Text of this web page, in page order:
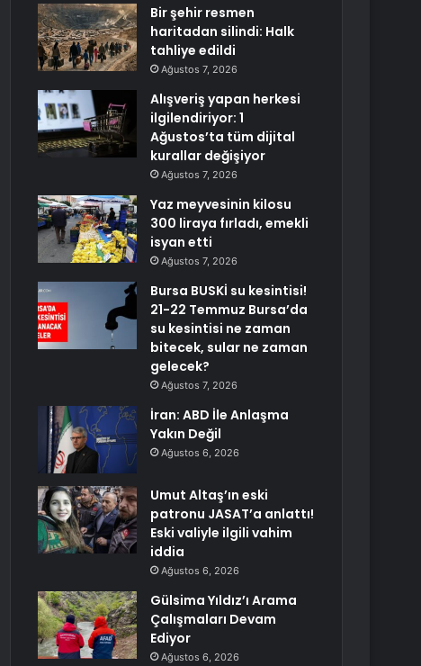
Bir şehir resmen
haritadan silindi: Halk
tahliye edildi
Ağustos 7, 2026
Alışveriş yapan herkesi
ilgilendiriyor: 1
Ağustos’ta tüm dijital
kurallar değişiyor
Ağustos 7, 2026
Yaz meyvesinin kilosu
300 liraya fırladı, emekli
isyan etti
Ağustos 7, 2026
Bursa BUSKİ su kesintisi!
21-22 Temmuz Bursa’da
su kesintisi ne zaman
bitecek, sular ne zaman
gelecek?
Ağustos 7, 2026
İran: ABD İle Anlaşma
Yakın Değil
Ağustos 6, 2026
Umut Altaş’ın eski
patronu JASAT’a anlattı!
Eski valiyle ilgili vahim
iddia
Ağustos 6, 2026
Gülsima Yıldız’ı Arama
Çalışmaları Devam
Ediyor
Ağustos 6, 2026